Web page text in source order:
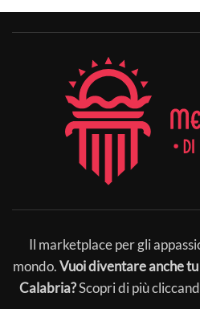
Il marketplace per gli
mondo.Vuoi diventare anche
Calabria?Scopri di più